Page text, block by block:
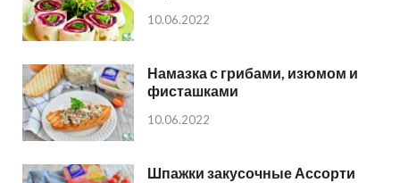
10.06.2022
Намазка с грибами, изюмом и
фисташками
10.06.2022
Шпажки закусочные Ассорти